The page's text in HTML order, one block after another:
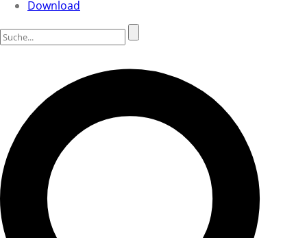
Download